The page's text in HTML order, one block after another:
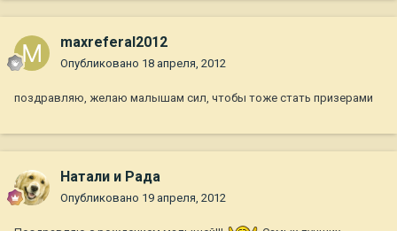
maxreferal2012
Опубликовано 18 апреля, 2012
поздравляю, желаю малышам сил, чтобы тоже стать призерами
Натали и Рада
Опубликовано 19 апреля, 2012